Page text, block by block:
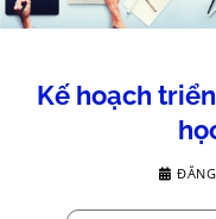
Kế hoạch